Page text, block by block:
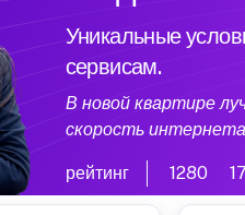
Уникальные
сервисам.
В новой квартире
скорость
рейтинг 1280